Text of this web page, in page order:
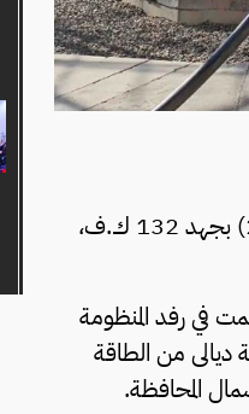
أعلنت محافظة ديالى إعادة تشغيل خطي الربط الكهربائي مع إقليم كردستان (كلار 1 وكلار 2) بجهد 132 ك.ف،
في رفد المنظومة
زيادة حصة ديالى من الطاقة
المحافظة.